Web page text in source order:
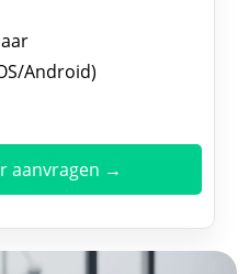
Android)
aanvragen →